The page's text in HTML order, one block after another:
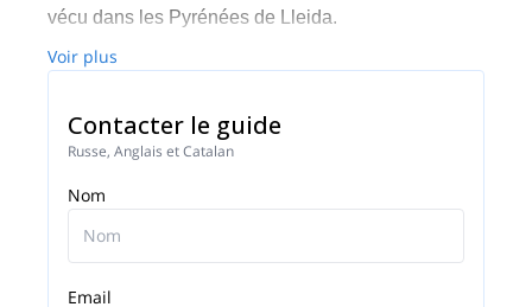
vécu dans les Pyrénées de Lleida.
En tant qu'accompagnateur en montagne UIMLA,
Amérique (Pérou, États-Unis et Canada), dans les
Alpes, le Haut Atlas et même au Ladakh (Himalaya
je suis responsable de la formation neige et
avalanche à l'ACNA (Asociación Conocimiento
Pour moi, guider n'est pas un travail : c'est ma
Voir plus
Contacter le guide
Russe, Anglais et Catalan
Nom
Email